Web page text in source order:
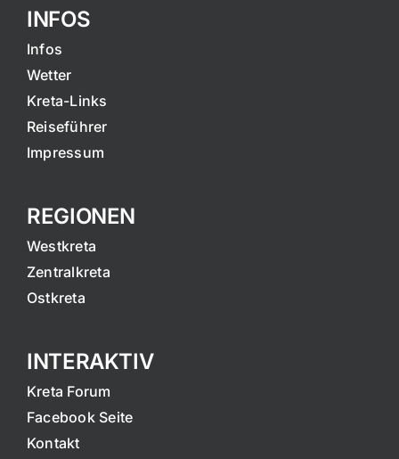
INFOS
Infos
Wetter
Kreta-Links
Reiseführer
Impressum
REGIONEN
Westkreta
Zentralkreta
Ostkreta
INTERAKTIV
Kreta Forum
Facebook Seite
Kontakt